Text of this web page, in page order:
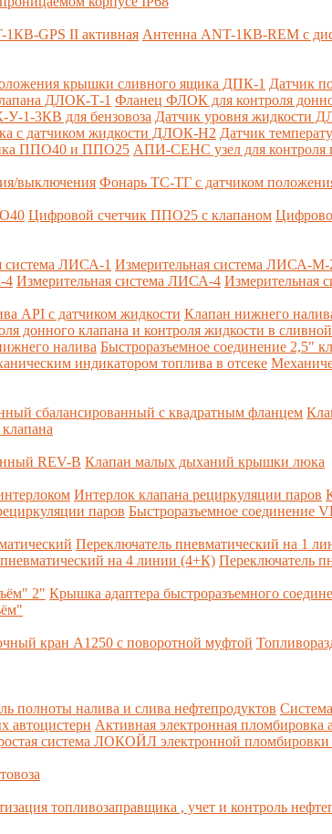
1КВ-GPS II активная Антенна ANT-1КВ-REM c
крышки сливного ящика ДПК-1 Датчик
ДЛОК-Т-1 Фланец ФЛОК для контроля
1-3КВ для бензовоза Датчик уровня жидкости
с датчиком жидкости ДЛОК-Н2 Датчик
ППО40 и ППО25 АПИ-СЕНС узел для контроля
выключения Фонарь ТС-ТГ с датчиком
Цифровой счетчик ППО25 с клапаном
система ЛИСА-1 Измерительная система ЛИСА-М-
4 Измерительная система ЛИСА-4 Измерительная
API с датчиком жидкости Клапан нижнего
донного клапана и контроля жидкости в
налива Быстроразъемное соединение 2,5"
индикатором топлива в отсеке
сбалансированный с квадратным фланцем
REV-B Клапан малых дыханий крышки люка
Интерлок клапана рециркуляции паров
паров Быстроразъемное соединение
Переключатель пневматический на 1
на 4 линии (4+К) Переключатель
2" Крышка адаптера быстроразъемного
кран A1250 с поворотной муфтой
полноты налива и слива нефтепродуктов
автоцистерн Активная электронная пломбировка
система ЛОКОЙЛ электронной пломбировки
топливозаправщика , учет и контроль